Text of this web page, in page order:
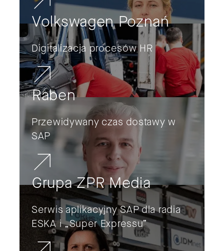
Volkswagen Poznań
Digitalizacja procesów HR
Raben
Przewidywany czas dostawy w
SAP
Grupa ZPR Media
Serwis aplikacyjny SAP dla radia
ESKA i „Super Expressu”